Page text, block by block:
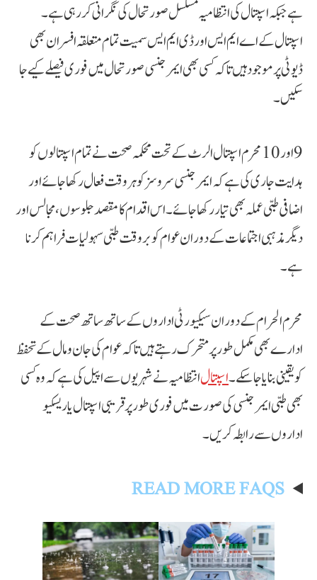
ہے جبکہ اسپتال کی انتظامیہ مسلسل صورتحال کی نگرانی کر رہی ہے۔
اسپتال کے اے ایم ایس اور ڈی ایم ایس سمیت تمام متعلقہ افسران بھی
ڈیوٹی پر موجود ہیں تاکہ کسی بھی ایمرجنسی صورتحال میں فوری فیصلے کیے جا
سکیں۔
9 اور 10 محرم اسپتال الرٹ کے تحت محکمہ صحت نے تمام اسپتالوں کو
ہدایت جاری کی ہے کہ ایمرجنسی سروسز کو ہر وقت فعال رکھا جائے اور
اضافی طبی عملہ بھی تیار رکھا جائے۔ اس اقدام کا مقصد جلوسوں، مجالس اور
دیگر مذہبی اجتماعات کے دوران عوام کو بروقت طبی سہولیات فراہم کرنا
ہے۔
محرم الحرام کے دوران سیکیورٹی اداروں کے ساتھ ساتھ صحت کے
ادارے بھی مکمل طور پر متحرک رہتے ہیں تاکہ عوام کی جان و مال کے تحفظ
کو یقینی بنایا جا سکے۔اسپتالانتظامیہ نے شہریوں سے اپیل کی ہے کہ وہ کسی
بھی طبی ایمرجنسی کی صورت میں فوری طور پر قریبی اسپتال یا ریسکیو
اداروں سے رابطہ کریں۔
READ MORE FAQS